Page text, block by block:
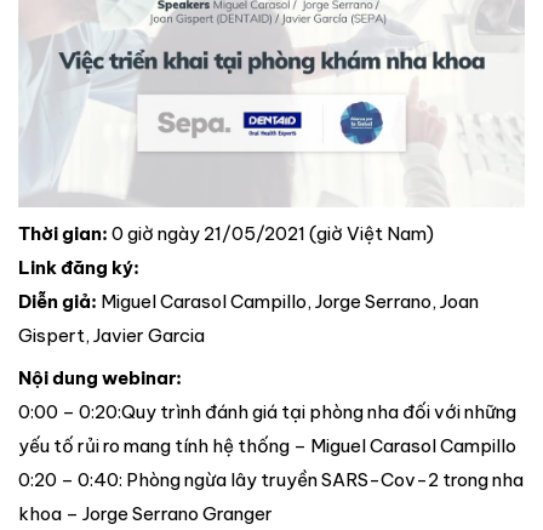
Thời gian: 0 giờ ngày 21/05/2021 (giờ Việt Nam)
Link đăng ký:
Diễn giả: Miguel Carasol Campillo, Jorge Serrano, Joan
Gispert, Javier Garcia
Nội dung webinar:
0:00 – 0:20:Quy trình đánh giá tại phòng nha đối với những
yếu tố rủi ro mang tính hệ thống – Miguel Carasol Campillo
0:20 – 0:40: Phòng ngừa lây truyền SARS-Cov-2 trong nha
khoa – Jorge Serrano Granger